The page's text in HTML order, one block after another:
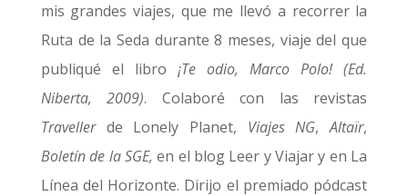
mis grandes viajes, que me llevó a recorrer la
Ruta de la Seda durante 8 meses, viaje del que
publiqué el libro ¡Te odio, Marco Polo! (Ed.
Niberta, 2009). Colaboré con las revistas
Traveller de Lonely Planet, Viajes NG,Altaïr,
Boletín de la SGE,en el blog Leer y Viajar y en La
Línea del Horizonte. Dirijo el premiado pódcast